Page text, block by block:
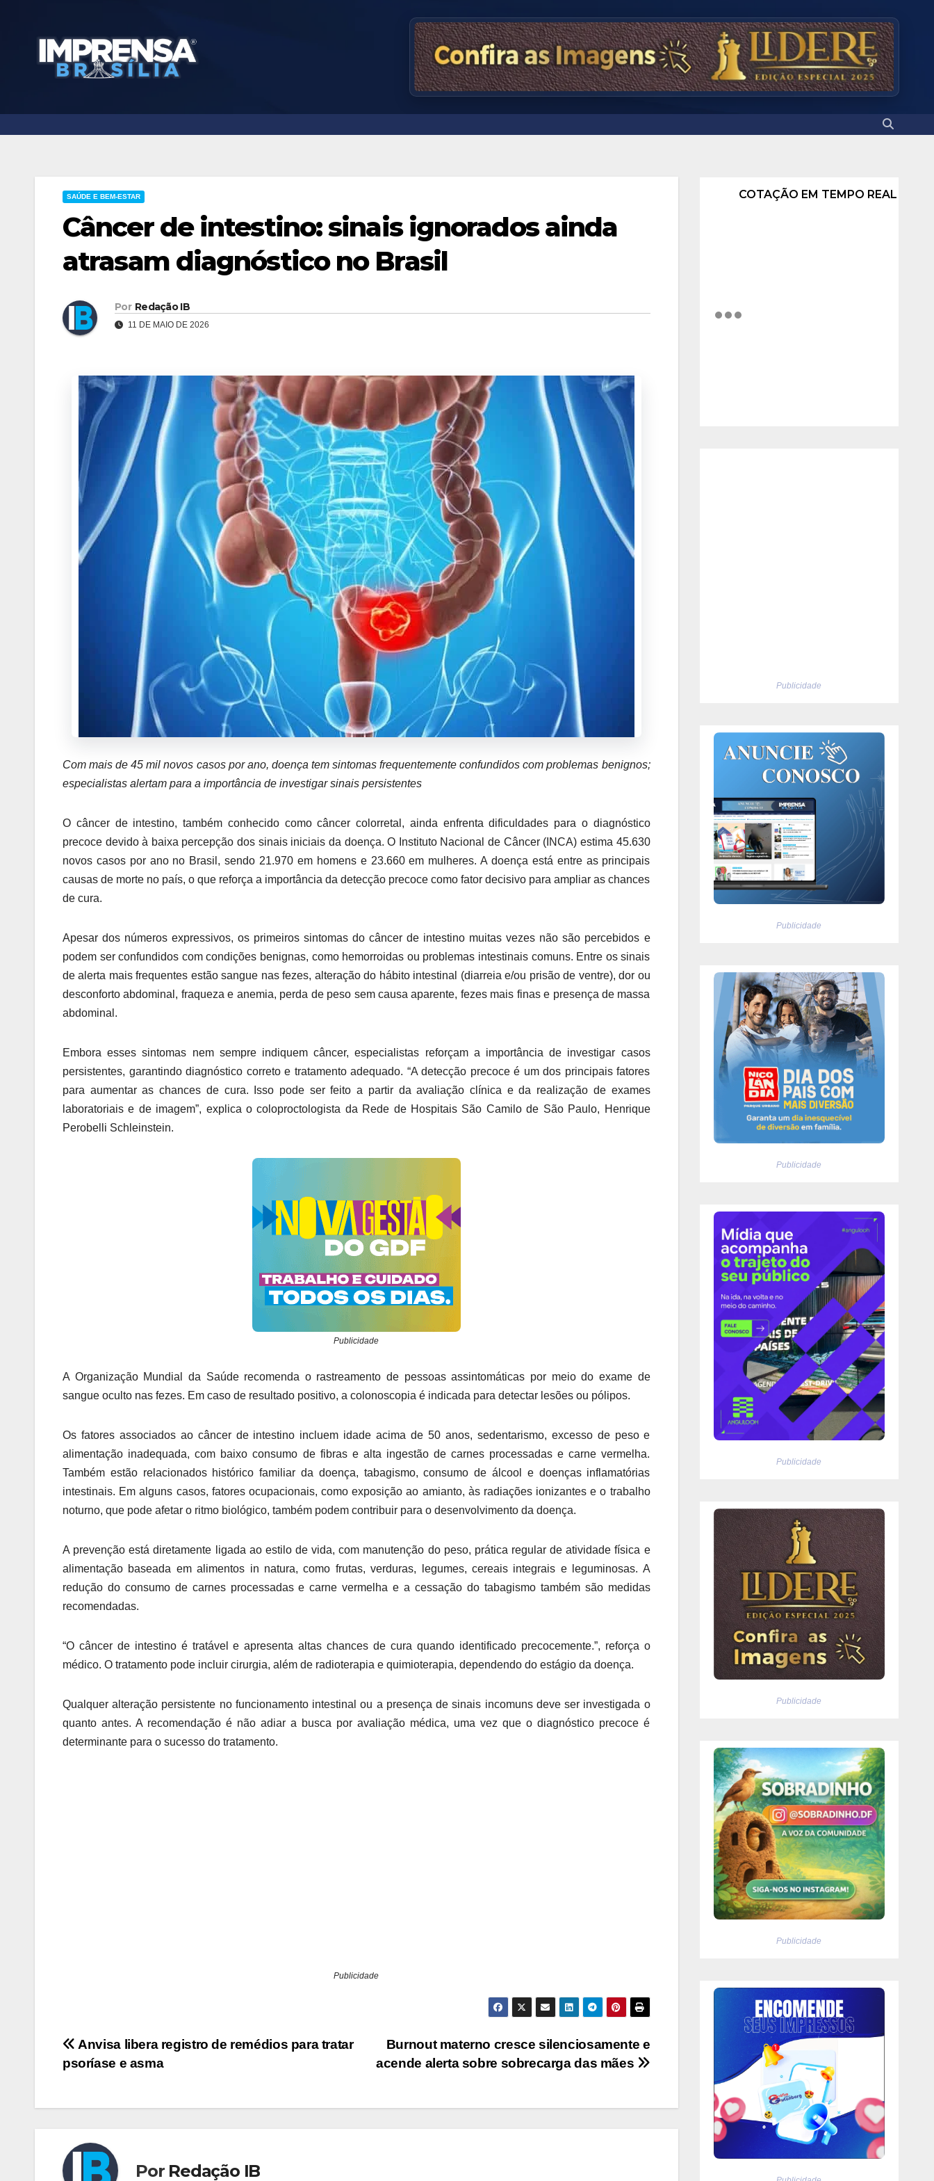
SAÚDE E BEM-ESTAR
Câncer de intestino: sinais ignorados ainda
atrasam diagnóstico no Brasil
Por Redação IB
11 DE MAIO DE 2026
Com mais de 45 mil novos casos por ano, doença tem sintomas frequentemente confundidos com problemas benignos;
especialistas alertam para a importância de investigar sinais persistentes
O câncer de intestino, também conhecido como câncer colorretal, ainda enfrenta dificuldades para o diagnóstico
precoce devido à baixa percepção dos sinais iniciais da doença. O Instituto Nacional de Câncer (INCA) estima 45.630
novos casos por ano no Brasil, sendo 21.970 em homens e 23.660 em mulheres. A doença está entre as principais
causas de morte no país, o que reforça a importância da detecção precoce como fator decisivo para ampliar as chances
de cura.
Apesar dos números expressivos, os primeiros sintomas do câncer de intestino muitas vezes não são percebidos e
podem ser confundidos com condições benignas, como hemorroidas ou problemas intestinais comuns. Entre os sinais
de alerta mais frequentes estão sangue nas fezes, alteração do hábito intestinal (diarreia e/ou prisão de ventre), dor ou
desconforto abdominal, fraqueza e anemia, perda de peso sem causa aparente, fezes mais finas e presença de massa
abdominal.
Embora esses sintomas nem sempre indiquem câncer, especialistas reforçam a importância de investigar casos
persistentes, garantindo diagnóstico correto e tratamento adequado. “A detecção precoce é um dos principais fatores
para aumentar as chances de cura. Isso pode ser feito a partir da avaliação clínica e da realização de exames
laboratoriais e de imagem”, explica o coloproctologista da Rede de Hospitais São Camilo de São Paulo, Henrique
Perobelli Schleinstein.
Publicidade
A Organização Mundial da Saúde recomenda o rastreamento de pessoas assintomáticas por meio do exame de
sangue oculto nas fezes. Em caso de resultado positivo, a colonoscopia é indicada para detectar lesões ou pólipos.
Os fatores associados ao câncer de intestino incluem idade acima de 50 anos, sedentarismo, excesso de peso e
alimentação inadequada, com baixo consumo de fibras e alta ingestão de carnes processadas e carne vermelha.
Também estão relacionados histórico familiar da doença, tabagismo, consumo de álcool e doenças inflamatórias
intestinais. Em alguns casos, fatores ocupacionais, como exposição ao amianto, às radiações ionizantes e o trabalho
noturno, que pode afetar o ritmo biológico, também podem contribuir para o desenvolvimento da doença.
A prevenção está diretamente ligada ao estilo de vida, com manutenção do peso, prática regular de atividade física e
alimentação baseada em alimentos in natura, como frutas, verduras, legumes, cereais integrais e leguminosas. A
redução do consumo de carnes processadas e carne vermelha e a cessação do tabagismo também são medidas
recomendadas.
“O câncer de intestino é tratável e apresenta altas chances de cura quando identificado precocemente.”, reforça o
médico. O tratamento pode incluir cirurgia, além de radioterapia e quimioterapia, dependendo do estágio da doença.
Qualquer alteração persistente no funcionamento intestinal ou a presença de sinais incomuns deve ser investigada o
quanto antes. A recomendação é não adiar a busca por avaliação médica, uma vez que o diagnóstico precoce é
determinante para o sucesso do tratamento.
Publicidade
Navegação
de
Post
Burnout materno cresce silenciosamente e
acende alerta sobre sobrecarga das mães
Anvisa libera registro de remédios para tratar
psoríase e asma
Por Redação IB
COTAÇÃO EM TEMPO REAL
Publicidade
Publicidade
Publicidade
Publicidade
Publicidade
Publicidade